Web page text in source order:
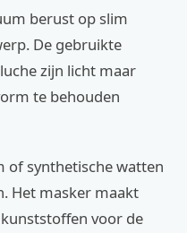
berust op slim
De gebruikte
zijn licht maar
te behouden
of synthetische watten
Het masker maakt
voor de